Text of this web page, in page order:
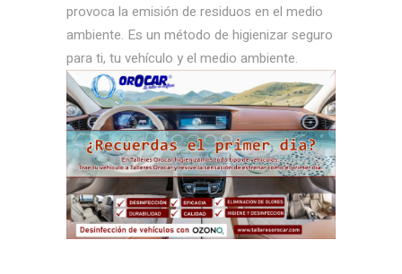
provoca la emisión de residuos en el medio
ambiente. Es un método de higienizar seguro
para ti, tu vehículo y el medio ambiente.